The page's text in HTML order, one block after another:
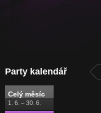
Party kalendář
Celý měsíc
1. 6. – 30. 6.